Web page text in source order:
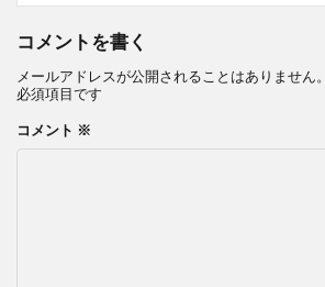
コメントを書く
メールアドレスが公開されることはありません。
必須項目です
コメント ※